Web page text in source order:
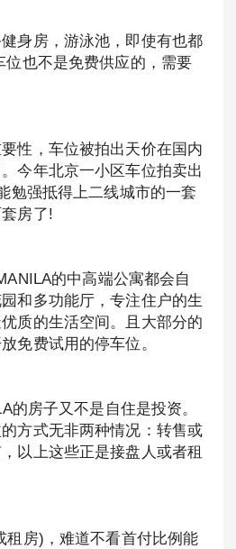
身房，游泳池，即使有也都
位也不是免费供应的，需要
性，车位被拍出天价在国内
今年北京一小区车位拍卖出
勉强抵得上二线城市的一套
房了!
的中高端公寓都会自
和多功能厅，专注住户的生
质的生活空间。且大部分的
免费试用的停车位。
的房子又不是自住是投资。
方式无非两种情况：转售或
以上这些正是接盘人或者租
租房)，难道不看首付比例能